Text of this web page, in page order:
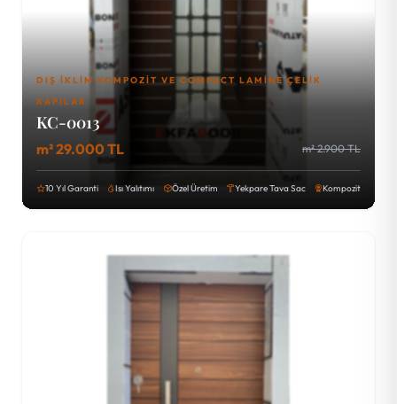
DIŞ İKLIM KOMPOZIT VE COMPACT LAMINE ÇELIK
KAPILAR
KC-0013
m² 29.000 TL m² 2.900 TL
10 Yıl Garanti Isı Yalıtımı Özel Üretim Yekpare Tava Sac Kompozit